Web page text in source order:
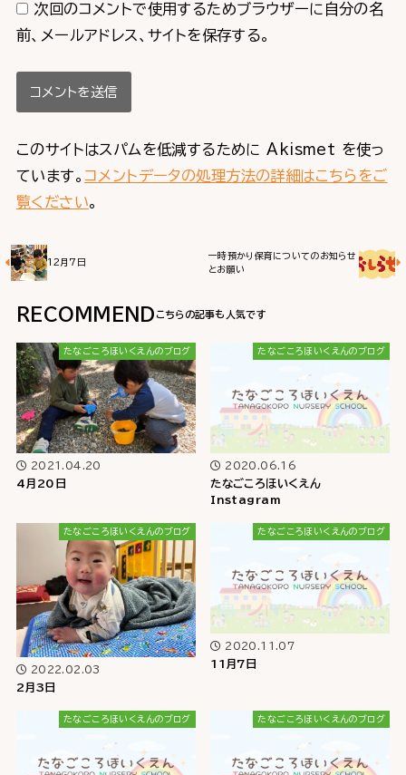
次回のコメントで使用するためブラウザーに自分の名
前、メールアドレス、サイトを保存する。
このサイトはスパムを低減するために Akismet を使っ
ています。 コメントデータの処理方法の詳細はこちらをご
覧ください。
12月7日
一時預かり保育についてのお知らせ
とお願い
RECOMMEND
たなごころほいくえんのブログ
2021.04.20
4月20日
たなごころほいくえんのブログ
2020.06.16
たなごころほいくえん
Instagram
たなごころほいくえんのブログ
2022.02.03
2月3日
たなごころほいくえんのブログ
2020.11.07
11月7日
たなごころほいくえんのブログ たなごころほいくえんのブログ